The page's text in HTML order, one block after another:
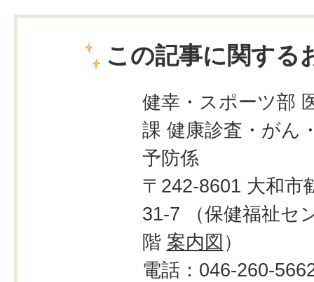
この記事に関する
健幸・スポーツ部
課 健康診査・がん
予防係
〒242-8601 大和市
31-7 （保健福祉セ
階 案内図 ）
電話：046-260-